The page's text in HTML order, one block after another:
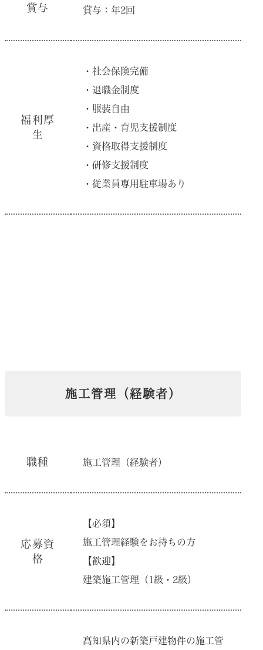
賞与 賞与：年2回
福利厚
⽣
・社会保険完備
・退職⾦制度
・服装⾃由
・出産・育児⽀援制度
・資格取得⽀援制度
・研修⽀援制度
・従業員専⽤駐⾞場あり
施工管理（経験者）
職種 施工管理（経験者）
応募資
格
【必須】
施⼯管理経験をお持ちの⽅
【歓迎】
建築施⼯管理（1級・2級）
⾼知県内の新築⼾建物件の施⼯管